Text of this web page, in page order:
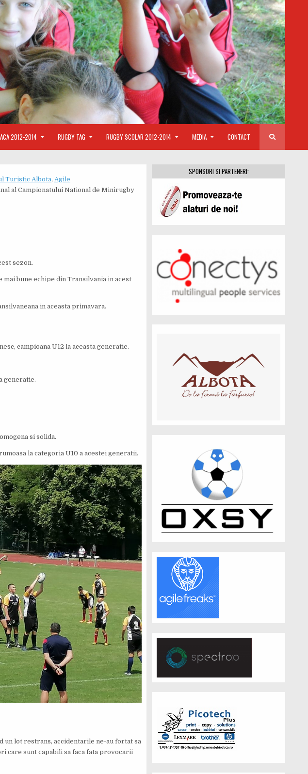
2012-2014 RUGBY TAG RUGBY SCOLAR 2012-2014 MEDIA CONTACT
Turistic Albota, Agile
al Campionatului National de Minirugby
sezon.
bune echipe din Transilvania in acest
in aceasta primavara.
campioana U12 la aceasta generatie.
generatie.
si solida.
la categoria U10 a acestei generatii.
un lot restrans, accidentarile ne-au fortat sa
care sunt capabili sa faca fata provocarii
SPONSORI SI PARTENERI: